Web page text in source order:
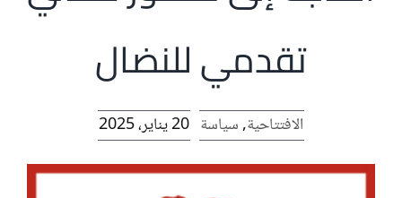
افتتاحية موقع المناضل-ةتقدمي للنضال
الافتتاحية,سياسة 20 يناير، 2025